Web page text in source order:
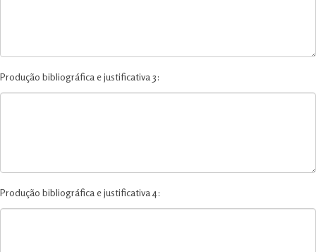
Produção bibliográfica e justificativa 3:
Produção bibliográfica e justificativa 4: